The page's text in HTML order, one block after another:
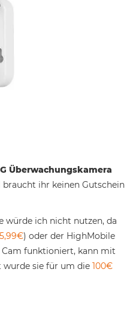
Überwachungskamera
braucht ihr keinen Gutschein
würde ich nicht nutzen, da
) oder der HighMobile
funktioniert, kann mit
wurde sie für um die 100€